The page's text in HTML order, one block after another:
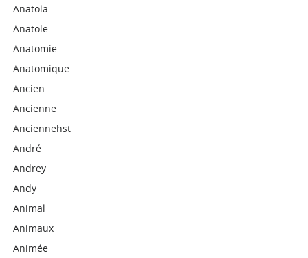
Anatola
Anatole
Anatomie
Anatomique
Ancien
Ancienne
Anciennehst
André
Andrey
Andy
Animal
Animaux
Animée